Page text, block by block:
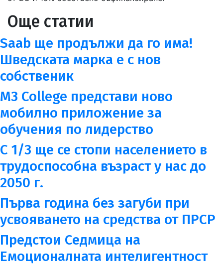
Още статии
Saab ще продължи да го има!
Шведската марка е с нов
собственик
M3 College представи ново
мобилно приложение за
обучения по лидерство
С 1/3 ще се стопи населението в
трудоспособна възраст у нас до
2050 г.
Първа година без загуби при
усвояването на средства от ПРСР
Предстои Седмица на
Емоционалната интелигентност